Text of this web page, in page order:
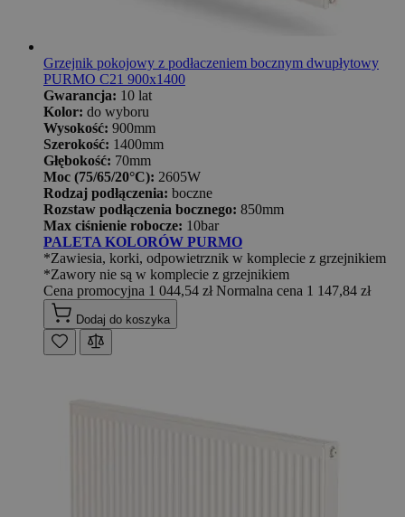
Grzejnik pokojowy z podłaczeniem bocznym dwupłytowy
PURMO C21 900x1400
Gwarancja: 10 lat
Kolor: do wyboru
Wysokość: 900mm
Szerokość: 1400mm
Głębokość: 70mm
Moc (75/65/20°C): 2605W
Rodzaj podłączenia: boczne
Rozstaw podłączenia bocznego: 850mm
Max ciśnienie robocze: 10bar
PALETA KOLORÓW PURMO
*Zawiesia, korki, odpowietrznik w komplecie z grzejnikiem
*Zawory nie są w komplecie z grzejnikiem
Cena promocyjna 1 044,54 zł Normalna cena 1 147,84 zł
Dodaj do koszyka